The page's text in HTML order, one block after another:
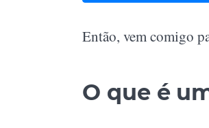
Então, vem comigo
O que é